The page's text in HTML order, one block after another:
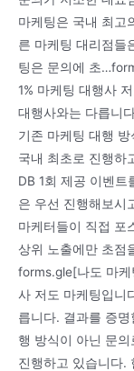
마케팅은 국내 최고
른 마케팅 대리점들
팅은 문의에 초
1% 마케팅 대행사
대행사와는 다릅니
기존 마케팅 대행
국내 최초로 진행하
DB 1회 제공 이벤트
은 우선 진행해보시
마케터들이 직접 포
상위 노출에만 초점
forms.gle[나도 마케
사 저도 마케팅입니
릅니다. 결과를 증
행 방식이 아닌 문
진행하고 있습니다.